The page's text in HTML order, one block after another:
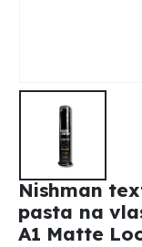
Nishman
pasta na
A1 Matte